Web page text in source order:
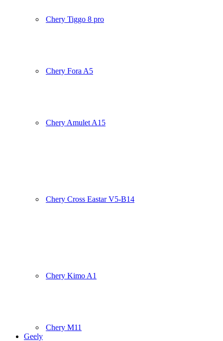
Chery Tiggo 8 pro
Chery Fora A5
Chery Amulet A15
Chery Cross Eastar V5-B14
Chery Kimo A1
Chery M11
Geely